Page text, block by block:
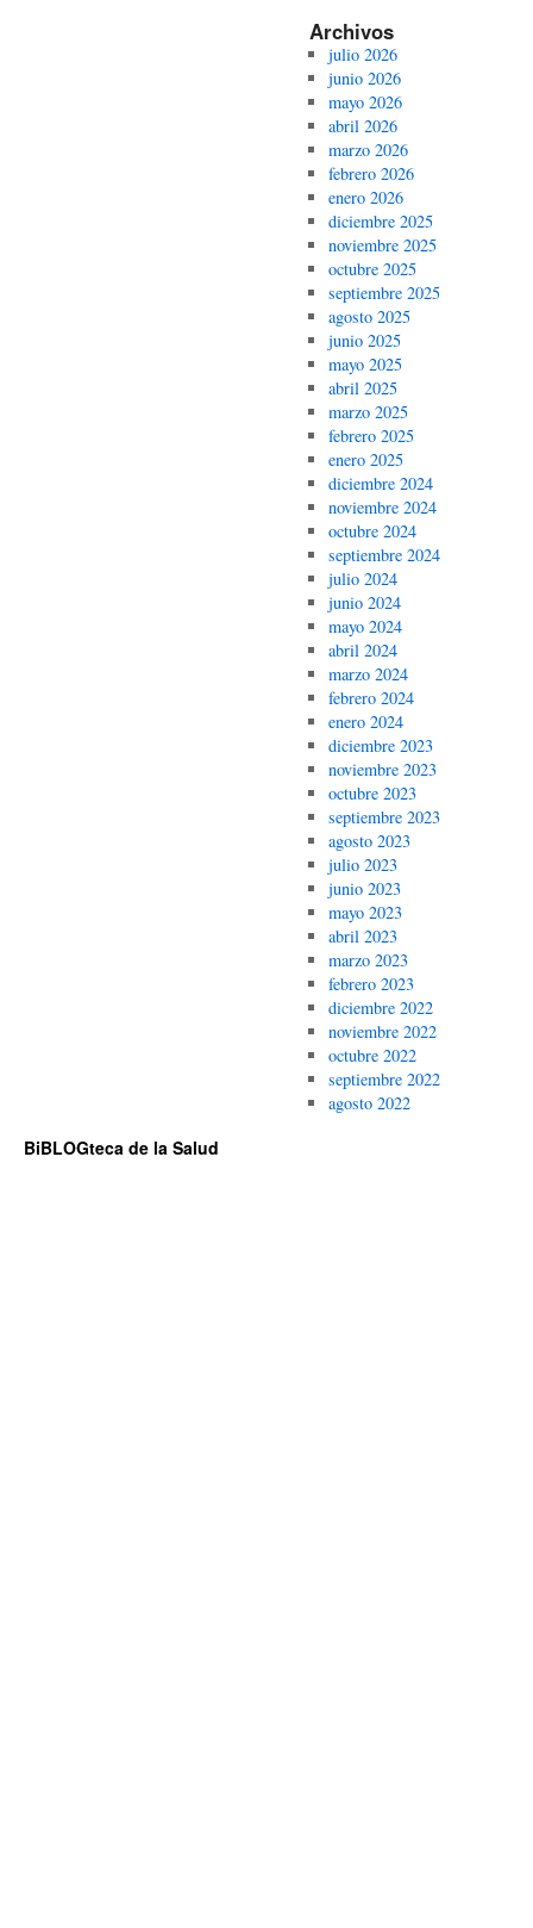
Archivos
julio 2026
junio 2026
mayo 2026
abril 2026
marzo 2026
febrero 2026
enero 2026
diciembre 2025
noviembre 2025
octubre 2025
septiembre 2025
agosto 2025
junio 2025
mayo 2025
abril 2025
marzo 2025
febrero 2025
enero 2025
diciembre 2024
noviembre 2024
octubre 2024
septiembre 2024
julio 2024
junio 2024
mayo 2024
abril 2024
marzo 2024
febrero 2024
enero 2024
diciembre 2023
noviembre 2023
octubre 2023
septiembre 2023
agosto 2023
julio 2023
junio 2023
mayo 2023
abril 2023
marzo 2023
febrero 2023
diciembre 2022
noviembre 2022
octubre 2022
septiembre 2022
agosto 2022
BiBLOGteca de la Salud